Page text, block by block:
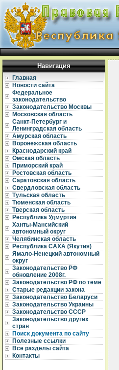
Навигация
Главная
Новости сайта
Федеральное
законодательство
Законодательство Москвы
Московская область
Санкт-Петербург и
Ленинградская область
Амурская область
Воронежская область
Краснодарский край
Омская область
Приморский край
Ростовская область
Саратовская область
Свердловская область
Тульская область
Тюменская область
Тверская область
Республика Удмуртия
Ханты-Мансийский
автономный округ
Челябинская область
Республика САХА (Якутия)
Ямало-Ненецкий автономный
округ
Законодательство РФ
обновление 2008г.
Законодательство РФ по теме
Старые редакции закона
Законодательство Беларуси
Законодательство Украины
Законодательство СССР
Законодательство других
стран
Поиск документа по сайту
Полезные ссылки
Все разделы сайта
Контакты